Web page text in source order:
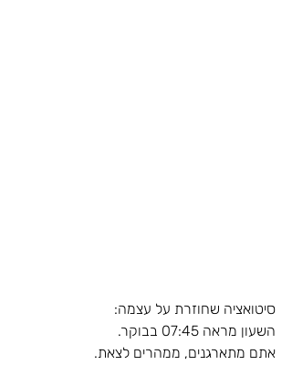
סיטואציה שחוזרת על עצמה:
השעון מראה 07:45 בבוקר.
אתם מתארגנים, ממהרים לצאת.